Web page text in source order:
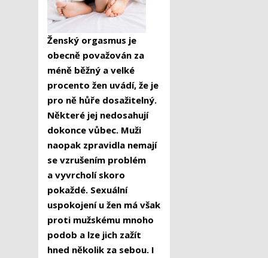
Ženský orgasmus je
obecně považován za
méně běžný a velké
procento žen uvádí, že je
pro ně hůře dosažitelný.
Některé jej nedosahují
dokonce vůbec. Muži
naopak zpravidla nemají
se vzrušením problém
a vyvrcholí skoro
pokaždé. Sexuální
uspokojení u žen má však
proti mužskému mnoho
podob a lze jich zažít
hned několik za sebou. I